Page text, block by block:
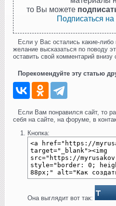
то Вы можете
Подписаться
Если у Вас остались какие-
желание высказаться по поводу
оставить свой комментарий внизу
Порекомендуйте эту статью
Если Вам понравился сайт, то
себя на сайте, на форуме, в
Кнопка:
Она выглядит вот так: